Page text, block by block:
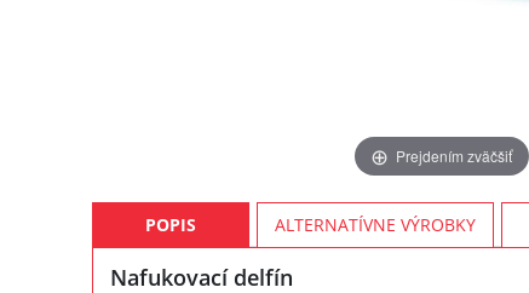
Prejdením zväčšiť
POPIS ALTERNATÍVNE VÝROBKY
Nafukovací delfín